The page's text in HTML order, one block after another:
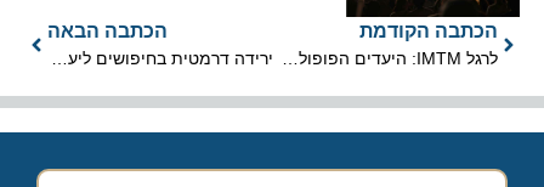
הכתבה הקודמת
לרגל IMTM: היעדים הפופולאריים ביותר לשנת 2019 באתר למטייל
הכתבה הבאה
ירידה דרמטית בחיפושים ליעדי המזרח מרגע ההודעה על הנגיף